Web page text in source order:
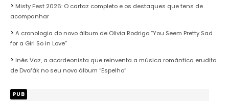
Misty Fest 2026: O cartaz completo e os destaques que tens de
acompanhar
A cronologia do novo álbum de Olivia Rodrigo “You Seem Pretty Sad
for a Girl So in Love”
Inês Vaz, a acordeonista que reinventa a música romântica erudita
de Dvořák no seu novo álbum “Espelho”
PUB